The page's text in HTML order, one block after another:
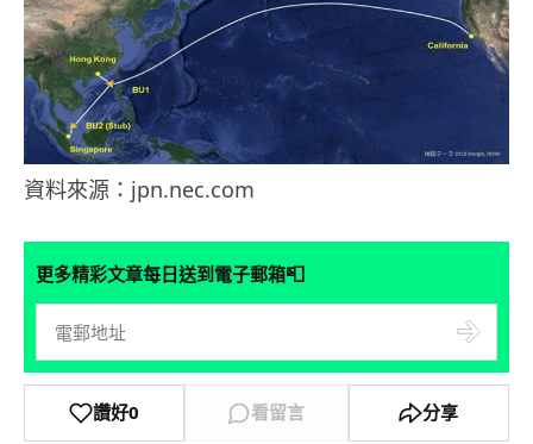
資料來源：jpn.nec.com
更多精彩文章每日送到電子郵箱📮
讚好0 看留言 分享